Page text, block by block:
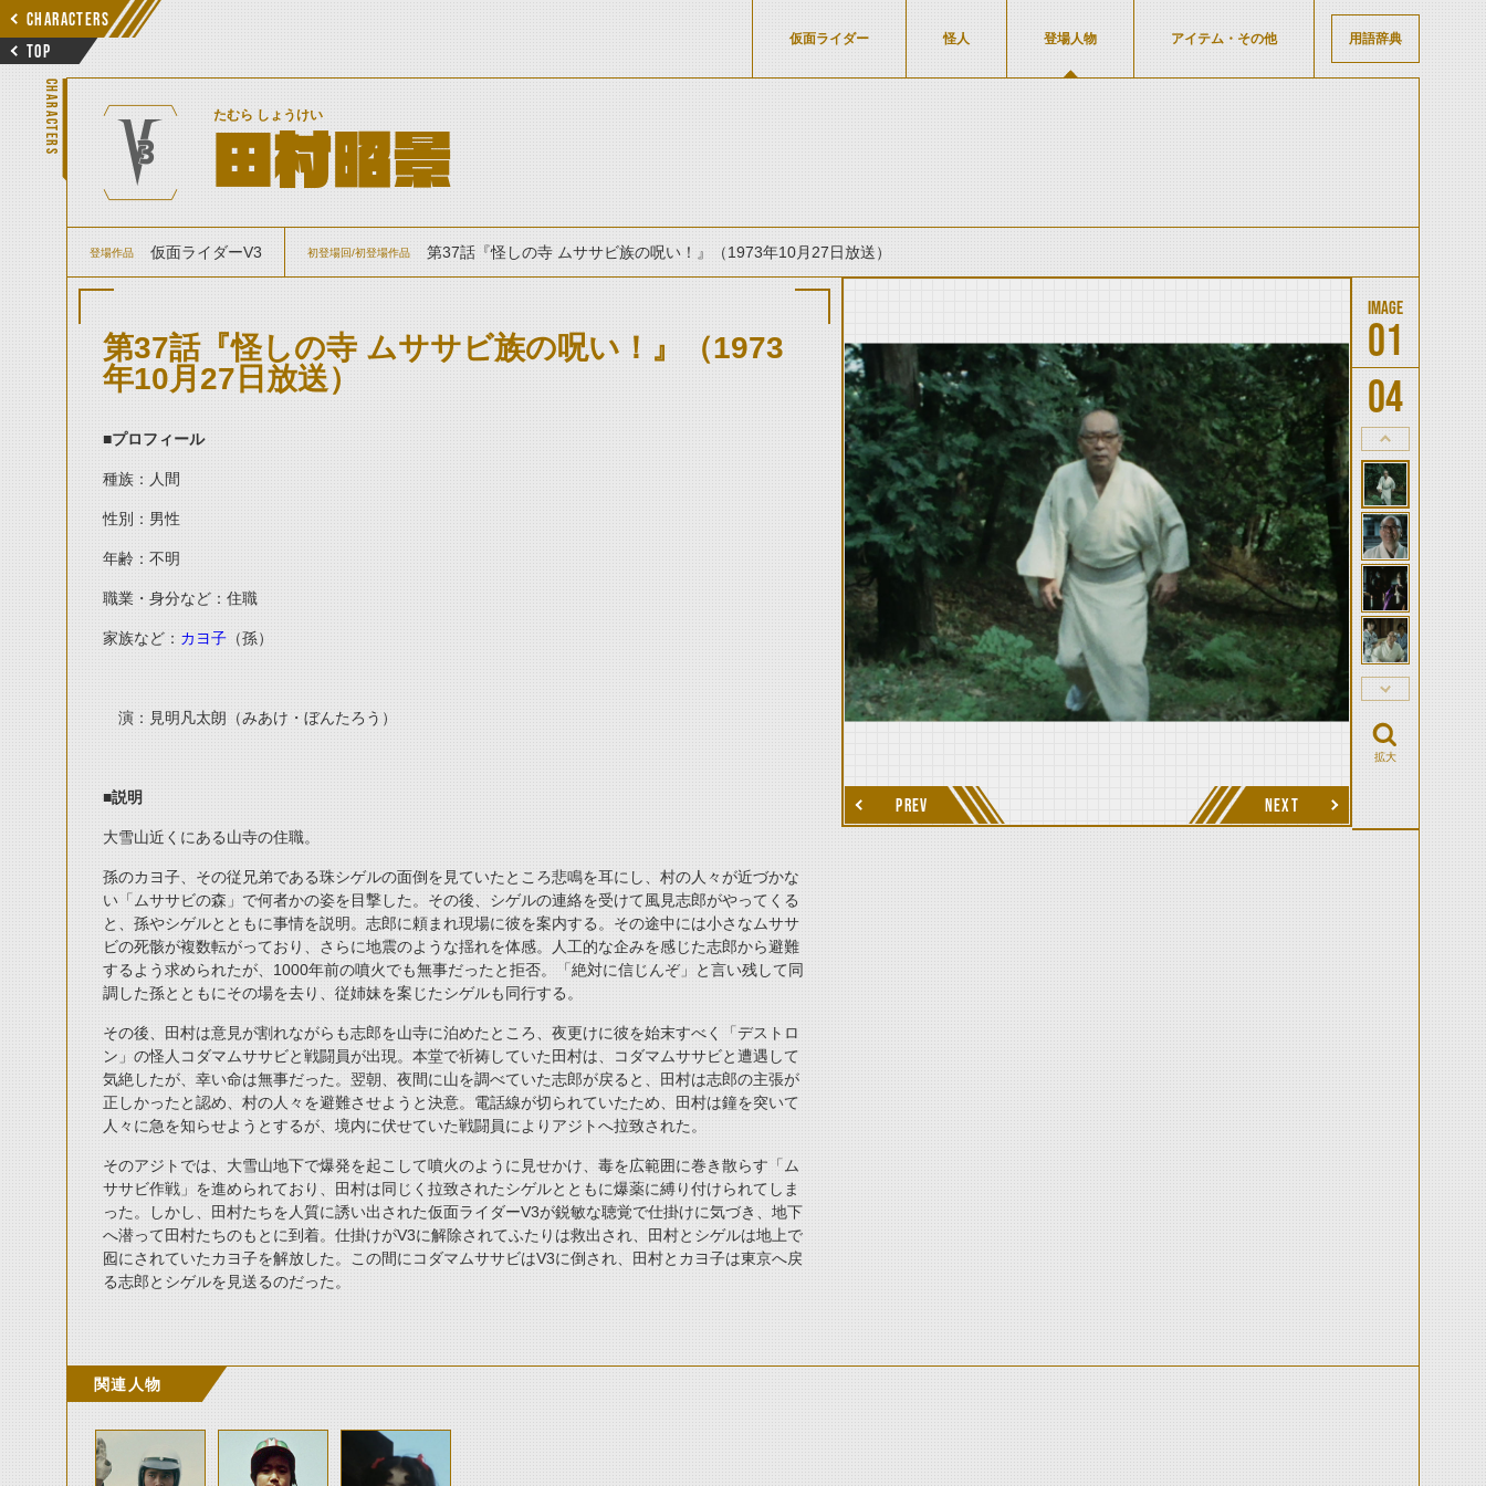
CHARACTERS
TOP
仮面ライダー 怪人 登場人物 アイテム・その他 用語辞典
CHARACTERS たむら しょうけい
田村昭景
登場作品 仮面ライダーV3 初登場回/初登場作品 第37話『怪しの寺 ムササビ族の呪い！』（1973年10月27日放送）
第37話『怪しの寺 ムササビ族の呪い！』（1973
年10月27日放送）
■プロフィール
種族：人間
性別：男性
年齢：不明
職業・身分など：住職
家族など： カヨ子 （孫）
演：見明凡太朗（みあけ・ぼんたろう）
■説明
大雪山近くにある山寺の住職。
孫のカヨ子、その従兄弟である珠シゲルの面倒を見ていたところ悲鳴を耳にし、村の人々が近づかな
い「ムササビの森」で何者かの姿を目撃した。その後、シゲルの連絡を受けて風見志郎がやってくる
と、孫やシゲルとともに事情を説明。志郎に頼まれ現場に彼を案内する。その途中には小さなムササ
ビの死骸が複数転がっており、さらに地震のような揺れを体感。人工的な企みを感じた志郎から避難
するよう求められたが、1000年前の噴火でも無事だったと拒否。「絶対に信じんぞ」と言い残して同
調した孫とともにその場を去り、従姉妹を案じたシゲルも同行する。
その後、田村は意見が割れながらも志郎を山寺に泊めたところ、夜更けに彼を始末すべく「デストロ
ン」の怪人コダマムササビと戦闘員が出現。本堂で祈祷していた田村は、コダマムササビと遭遇して
気絶したが、幸い命は無事だった。翌朝、夜間に山を調べていた志郎が戻ると、田村は志郎の主張が
正しかったと認め、村の人々を避難させようと決意。電話線が切られていたため、田村は鐘を突いて
人々に急を知らせようとするが、境内に伏せていた戦闘員によりアジトへ拉致された。
そのアジトでは、大雪山地下で爆発を起こして噴火のように見せかけ、毒を広範囲に巻き散らす「ム
ササビ作戦」を進められており、田村は同じく拉致されたシゲルとともに爆薬に縛り付けられてしま
った。しかし、田村たちを人質に誘い出された仮面ライダーV3が鋭敏な聴覚で仕掛けに気づき、地下
へ潜って田村たちのもとに到着。仕掛けがV3に解除されてふたりは救出され、田村とシゲルは地上で
囮にされていたカヨ子を解放した。この間にコダマムササビはV3に倒され、田村とカヨ子は東京へ戻
る志郎とシゲルを見送るのだった。
PREV NEXT
01
04
thumbnail Prev
thumbnail Next
拡大
関連人物